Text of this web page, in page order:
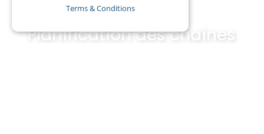
Planification des chaînes
Terms & Conditions